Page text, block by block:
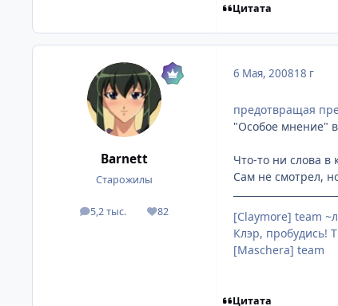
Цитата
Barnett
Старожилы
5,2 тыс.
посты 82
Репутация
6 Мая, 200818 г
предотвращая
"Особое мнение"
Что-то ни слова в
Сам не смотрел,
[Claymore] team
Клэр, пробудись!
[Maschera] team
Цитата